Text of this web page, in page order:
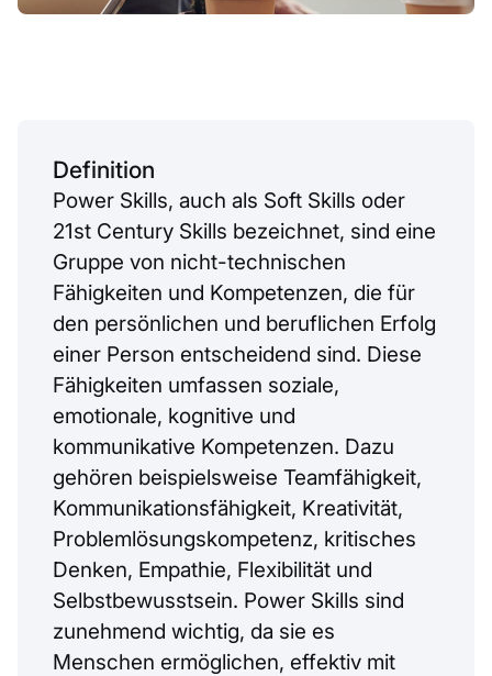
Definition
Power Skills, auch als Soft Skills oder
21st Century Skills bezeichnet, sind eine
Gruppe von nicht-technischen
Fähigkeiten und Kompetenzen, die für
den persönlichen und beruflichen Erfolg
einer Person entscheidend sind. Diese
Fähigkeiten umfassen soziale,
emotionale, kognitive und
kommunikative Kompetenzen. Dazu
gehören beispielsweise Teamfähigkeit,
Kommunikationsfähigkeit, Kreativität,
Problemlösungskompetenz, kritisches
Denken, Empathie, Flexibilität und
Selbstbewusstsein. Power Skills sind
zunehmend wichtig, da sie es
Menschen ermöglichen, effektiv mit